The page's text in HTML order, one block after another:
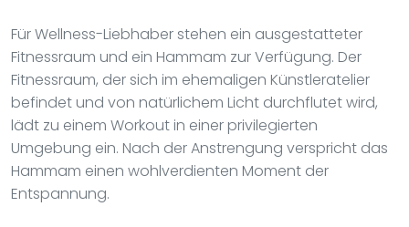
Für Wellness-Liebhaber stehen ein ausgestatteter
Fitnessraum und ein Hammam zur Verfügung. Der
Fitnessraum, der sich im ehemaligen Künstleratelier
befindet und von natürlichem Licht durchflutet wird,
lädt zu einem Workout in einer privilegierten
Umgebung ein. Nach der Anstrengung verspricht das
Hammam einen wohlverdienten Moment der
Entspannung.